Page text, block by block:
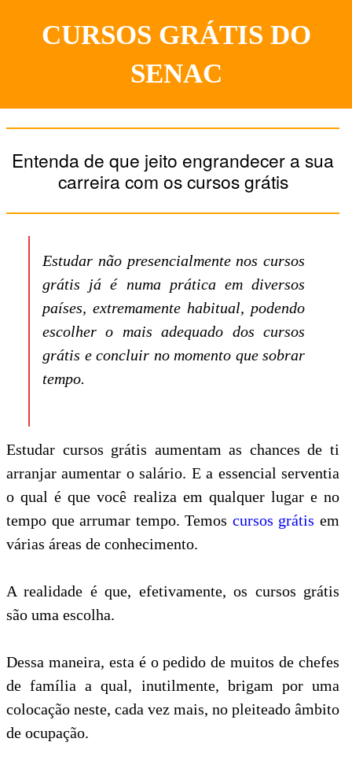
CURSOS GRÁTIS DO
SENAC
Entenda de que jeito engrandecer a sua
carreira com os cursos grátis
Estudar não presencialmente nos cursos
grátis já é numa prática em diversos
países, extremamente habitual, podendo
escolher o mais adequado dos cursos
grátis e concluir no momento que sobrar
tempo.
Estudar cursos grátis aumentam as chances de ti
arranjar aumentar o salário. E a essencial serventia
o qual é que você realiza em qualquer lugar e no
tempo que arrumar tempo. Temos cursos grátis em
várias áreas de conhecimento.
A realidade é que, efetivamente, os cursos grátis
são uma escolha.
Dessa maneira, esta é o pedido de muitos de chefes
de família a qual, inutilmente, brigam por uma
colocação neste, cada vez mais, no pleiteado âmbito
de ocupação.